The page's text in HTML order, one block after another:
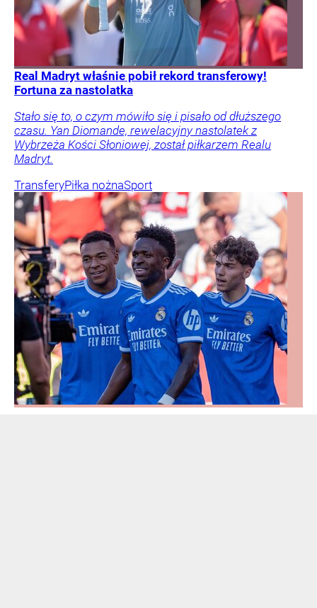
Real Madryt właśnie pobił rekord transferowy!
Fortuna za nastolatka
Stało się to, o czym mówiło się i pisało od dłuższego
czasu. Yan Diomande, rewelacyjny nastolatek z
Wybrzeża Kości Słoniowej, został piłkarzem Realu
Madryt.
TransferyPiłka nożnaSport